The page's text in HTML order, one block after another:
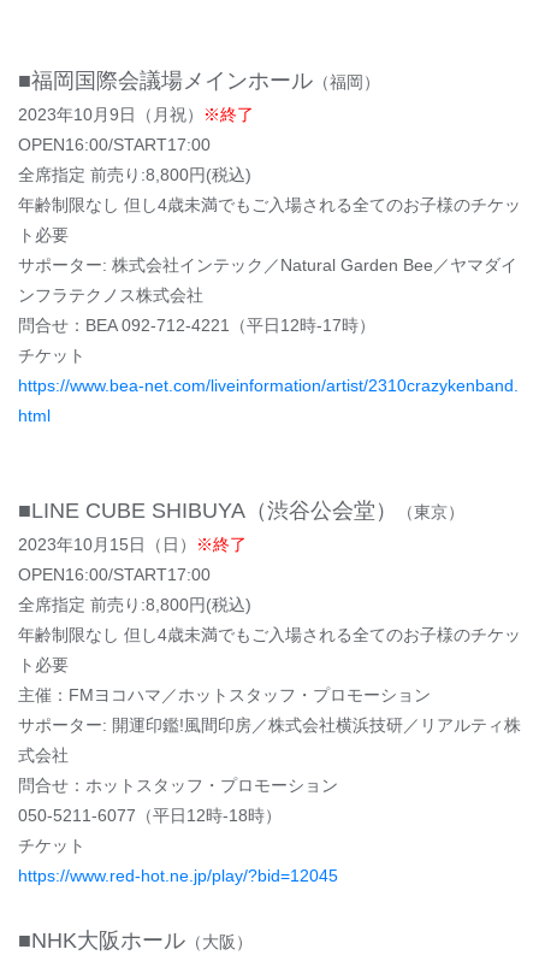
■福岡国際会議場メインホール （福岡）
2023年10月9日（月祝）
※終了
OPEN16:00/START17:00
全席指定 前売り:8,800円(税込)
年齢制限なし 但し4歳未満でもご入場される全てのお子様のチケッ
ト必要
サポーター: 株式会社インテック／Natural Garden Bee／ヤマダイ
ンフラテクノス株式会社
問合せ：BEA 092-712-4221（平日12時-17時）
チケット
https://www.bea-net.com/liveinformation/artist/2310crazykenband.
html
■LINE CUBE SHIBUYA（渋谷公会堂）
（東京）
2023年10月15日（日）
※終了
OPEN16:00/START17:00
全席指定 前売り:8,800円(税込)
年齢制限なし 但し4歳未満でもご入場される全てのお子様のチケッ
ト必要
主催：FMヨコハマ／ホットスタッフ・プロモーション
サポーター: 開運印鑑!風間印房／株式会社横浜技研／リアルティ株
式会社
問合せ：ホットスタッフ・プロモーション
050-5211-6077（平日12時-18時）
チケット
https://www.red-hot.ne.jp/play/?bid=12045
■NHK大阪ホール （大阪）